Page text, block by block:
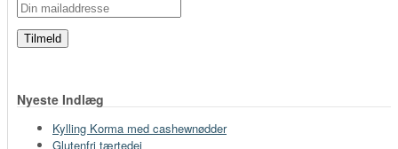
Nyeste Indlæg
Kylling Korma med cashewnødder
Glutenfri tærtedej